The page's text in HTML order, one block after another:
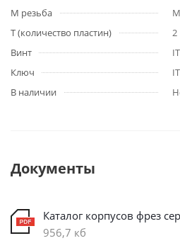
M резьба
T (количество пластин)
2
Винт
Ключ
В наличии
Документы
Каталог корпусов фрез
956,7 кб